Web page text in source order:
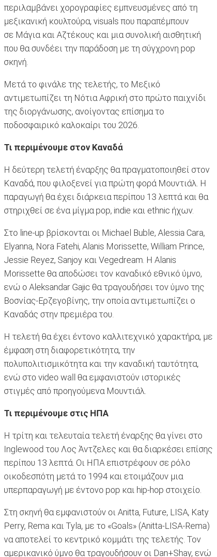
περιλαμβάνει χορογραφίες εμπνευσμένες από τη
μεξικανική κουλτούρα, visuals που παραπέμπουν
σε Μάγια και Αζτέκους και μια συνολική αισθητική
που θα συνδέει την παράδοση με τη σύγχρονη pop
σκηνή.
Μετά το φινάλε της τελετής, το Μεξικό
αντιμετωπίζει τη Νότια Αφρική στο πρώτο παιχνίδι
της διοργάνωσης, ανοίγοντας επίσημα το
ποδοσφαιρικό καλοκαίρι του 2026.
Τι περιμένουμε στον Καναδά
Η δεύτερη τελετή έναρξης θα πραγματοποιηθεί στον
Καναδά, που φιλοξενεί για πρώτη φορά Μουντιάλ. Η
παραγωγή θα έχει διάρκεια περίπου 13 λεπτά και θα
στηριχθεί σε ένα μίγμα pop, indie και ethnic ήχων.
Στο line-up βρίσκονται οι Michael Buble, Alessia Cara,
Elyanna, Nora Fatehi, Alanis Morissette, William Prince,
Jessie Reyez, Sanjoy και Vegedream. Η Alanis
Morissette θα αποδώσει τον καναδικό εθνικό ύμνο,
ενώ ο Aleksandar Gajic θα τραγουδήσει τον ύμνο της
Βοσνίας-Ερζεγοβίνης, την οποία αντιμετωπίζει ο
Καναδάς στην πρεμιέρα του.
Η τελετή θα έχει έντονο καλλιτεχνικό χαρακτήρα, με
έμφαση στη διαφορετικότητα, την
πολυπολιτισμικότητα και την καναδική ταυτότητα,
ενώ στο video wall θα εμφανιστούν ιστορικές
στιγμές από προηγούμενα Μουντιάλ.
Τι περιμένουμε στις ΗΠΑ
Η τρίτη και τελευταία τελετή έναρξης θα γίνει στο
Inglewood του Λος Άντζελες και θα διαρκέσει επίσης
περίπου 13 λεπτά. Οι ΗΠΑ επιστρέφουν σε ρόλο
οικοδεσπότη μετά το 1994 και ετοιμάζουν μια
υπερπαραγωγή με έντονο pop και hip-hop στοιχείο.
Στη σκηνή θα εμφανιστούν οι Anitta, Future, LISA, Katy
Perry, Rema και Tyla, με το «Goals» (Anitta-LISA-Rema)
να αποτελεί το κεντρικό κομμάτι της τελετής. Τον
αμερικανικό ύμνο θα τραγουδήσουν οι Dan+Shay, ενώ